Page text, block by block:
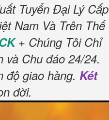
Tuyển Đại Lý Cấp
Nam Và Trên Thế
+ Chúng Tôi Chỉ
Chu đáo 24/24.
độ giao hàng. Két
đời.